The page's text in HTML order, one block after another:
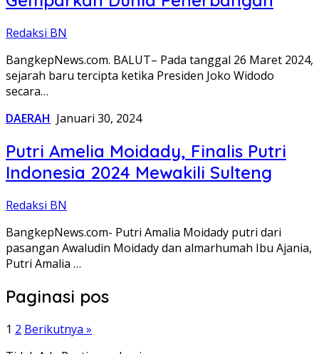
Redaksi BN
BangkepNews.com. BALUT– Pada tanggal 26 Maret 2024,
sejarah baru tercipta ketika Presiden Joko Widodo
secara…
DAERAH Januari 30, 2024
Putri Amelia Moidady, Finalis Putri
Indonesia 2024 Mewakili Sulteng
Redaksi BN
BangkepNews.com- Putri Amalia Moidady putri dari
pasangan Awaludin Moidady dan almarhumah Ibu Ajania,
Putri Amalia …
Paginasi pos
1 2 Berikutnya »